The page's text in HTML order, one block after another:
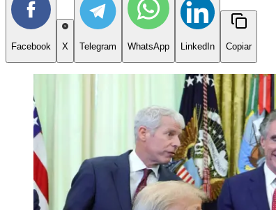
Facebook X Telegram WhatsApp LinkedIn Copiar